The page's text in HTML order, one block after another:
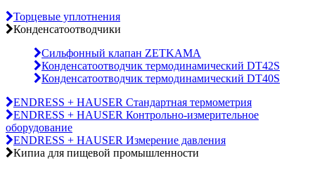
Торцевые уплотнения
Конденсатоотводчики
Сильфонный клапан ZETKAMA
Конденсатоотводчик термодинамический DT42S
Конденсатоотводчик термодинамический DT40S
ENDRESS + HAUSER Стандартная термометрия
ENDRESS + HAUSER Контрольно-измерительное
оборудование
ENDRESS + HAUSER Измерение давления
Кипиа для пищевой промышленности